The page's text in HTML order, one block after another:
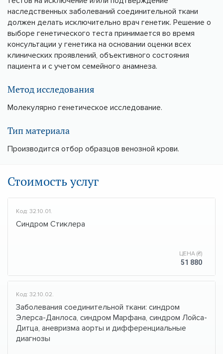
наследственных заболеваний соединительной ткани
должен делать исключительно врач генетик. Решение о
выборе генетического теста принимается во время
консультации у генетика на основании оценки всех
клинических проявлений, объективного состояния
пациента и с учетом семейного анамнеза.
Метод исследования
Молекулярно генетическое исследование.
Тип материала
Производится отбор образцов венозной крови.
Стоимость услуг
Код: 32.10.01.
Синдром Стиклера
ЦЕНА (₴)
51 880
Код: 32.10.02.
Заболевания соединительной ткани: синдром
Элерса-Данлоса, синдром Марфана, синдром Лойса-
Дитца, аневризма аорты и дифференциальные
диагнозы